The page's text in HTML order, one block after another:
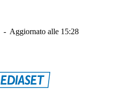
- Aggiornato alle 15:28